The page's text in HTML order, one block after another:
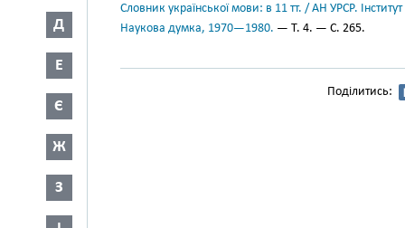
Д
Е
Є
Ж
З
Словник української мови: в 11 тт. / АН УРСР.
Наукова думка, 1970—1980. — Т. 4. — С. 265.
Поділитись: